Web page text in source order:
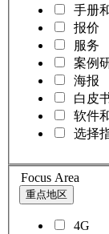
手册
报价
服务
案例
海报
白皮
软件
选择
Focus Area
重点地区
4G